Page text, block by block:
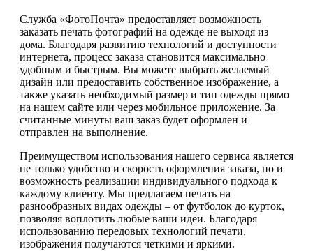
Служба «ФотоПочта» предоставляет возможность
заказать печать фотографий на одежде не выходя из
дома. Благодаря развитию технологий и доступности
интернета, процесс заказа становится максимально
удобным и быстрым. Вы можете выбрать желаемый
дизайн или предоставить собственное изображение, а
также указать необходимый размер и тип одежды прямо
на нашем сайте или через мобильное приложение. За
считанные минуты ваш заказ будет оформлен и
отправлен на выполнение.
Преимуществом использования нашего сервиса является
не только удобство и скорость оформления заказа, но и
возможность реализации индивидуального подхода к
каждому клиенту. Мы предлагаем печать на
разнообразных видах одежды – от футболок до курток,
позволяя воплотить любые ваши идеи. Благодаря
использованию передовых технологий печати,
изображения получаются четкими и яркими.